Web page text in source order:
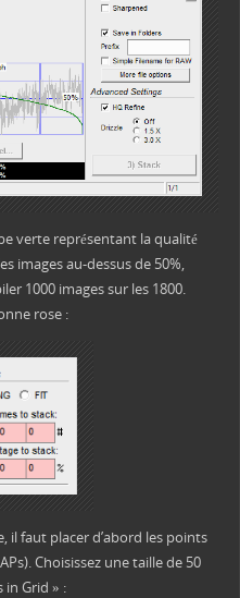
verte représentant la qualité
images au-dessus de 50%,
1000 images sur les 1800.
rose :
il faut placer d’abord les points
Choisissez une taille de 50
in Grid » :